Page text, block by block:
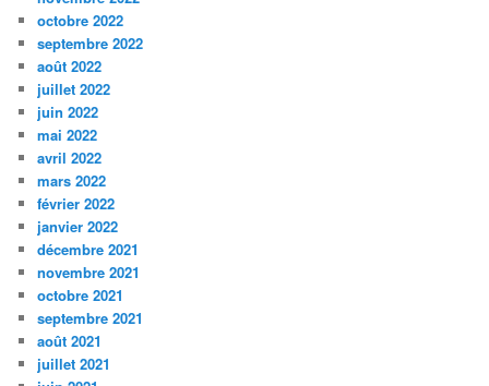
octobre 2022
septembre 2022
août 2022
juillet 2022
juin 2022
mai 2022
avril 2022
mars 2022
février 2022
janvier 2022
décembre 2021
novembre 2021
octobre 2021
septembre 2021
août 2021
juillet 2021